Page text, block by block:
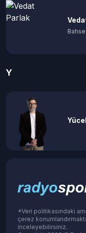
Y
*Veri politikasındaki
çerez
inceleyebilirsiniz.